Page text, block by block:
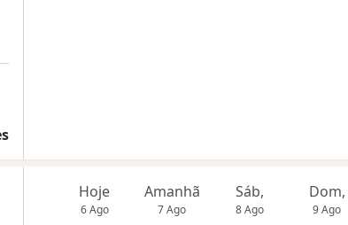
Hoje
6 Ago
Amanhã
7 Ago
Sáb,
8 Ago
Dom,
9 Ago